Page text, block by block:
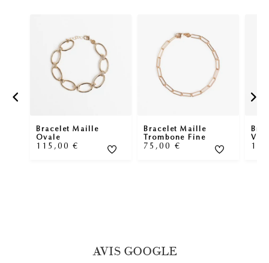
Bracelet Maille
Ovale
115,00€
Bracelet Maille
Trombone Fine
75,00 €
AVIS GOOGLE